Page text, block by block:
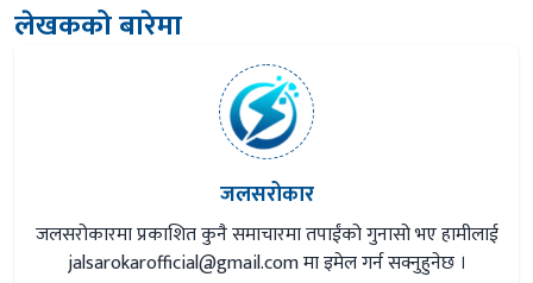
लेखकको बारेमा
जलसरोकार
जलसरोकारमा प्रकाशित कुनै समाचारमा तपाईंको गुनासो भए हामीलाई
jalsarokarofficial@gmail.comमा इमेल गर्न सक्नुहुनेछ ।